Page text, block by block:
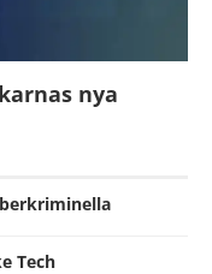
nya
Tech